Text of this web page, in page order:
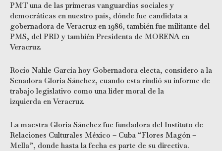
PMT una de las primeras vanguardias sociales y
democráticas en nuestro país, dónde fue candidata a
gobernadora de Veracruz en 1986, también fue militante del
PMS, del PRD y también Presidenta de MORENA en
Veracruz.
Rocío Nahle García hoy Gobernadora electa, considero a la
Senadora Gloria Sánchez, cuando esta rindió su informe de
trabajo legislativo como una líder moral de la
izquierda en Veracruz.
La maestra Gloria Sánchez fue fundadora del Instituto de
Relaciones Culturales México – Cuba “Flores Magón –
Mella”, donde hasta la fecha es parte de su directiva.